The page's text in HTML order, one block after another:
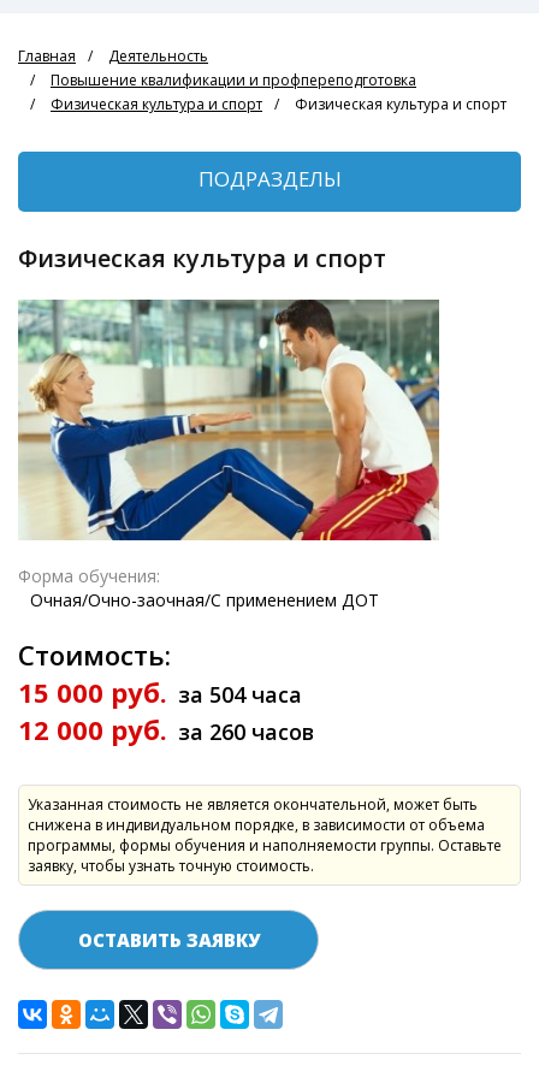
Главная
Деятельность
Повышение квалификации и профпереподготовка
Физическая культура и спорт
Физическая культура и спорт
ПОДРАЗДЕЛЫ
Физическая культура и спорт
Форма обучения:
Очная/Очно-заочная/С применением ДОТ
Стоимость:
15 000 руб. за 504 часа
12 000 руб. за 260 часов
Указанная стоимость не является окончательной, может быть
снижена в индивидуальном порядке, в зависимости от объема
программы, формы обучения и наполняемости группы. Оставьте
заявку, чтобы узнать точную стоимость.
ОСТАВИТЬ ЗАЯВКУ